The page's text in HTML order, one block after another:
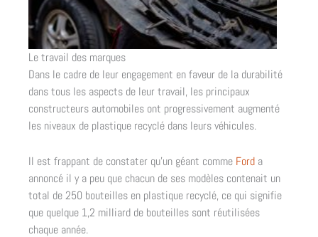
Le travail des marques
Dans le cadre de leur engagement en faveur de la durabilité
dans tous les aspects de leur travail, les principaux
constructeurs automobiles ont progressivement augmenté
les niveaux de plastique recyclé dans leurs véhicules.
Il est frappant de constater qu’un géant comme Ford a
annoncé il y a peu que chacun de ses modèles contenait un
total de 250 bouteilles en plastique recyclé, ce qui signifie
que quelque 1,2 milliard de bouteilles sont réutilisées
chaque année.